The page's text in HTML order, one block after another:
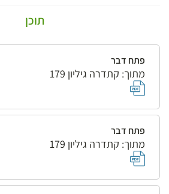
תוכן
פתח דבר
מתוך: קתדרה גיליון 179
פתח דבר
מתוך: קתדרה גיליון 179